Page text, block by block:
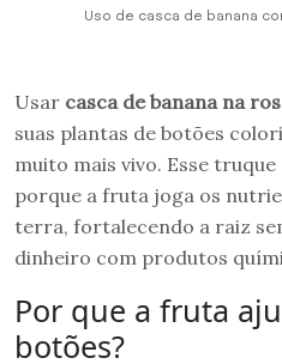
Uso de casca de banana
Usar casca de banana na
suas plantas de botões
muito mais vivo. Esse
porque a fruta joga os
terra, fortalecendo a raiz
dinheiro com produtos
Por que a fruta
botões?